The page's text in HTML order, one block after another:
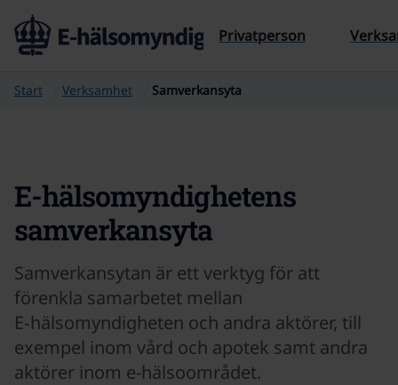
Till sidans innehåll
Privatperson
Start Verksamhet Samverkansyta
E-hälsomyndighetens
samverkansyta
Samverkansytan är ett verktyg för att
förenkla samarbetet mellan
E‑hälsomyndigheten och andra aktörer, till
exempel inom vård och apotek samt andra
aktörer inom e-hälsoområdet.